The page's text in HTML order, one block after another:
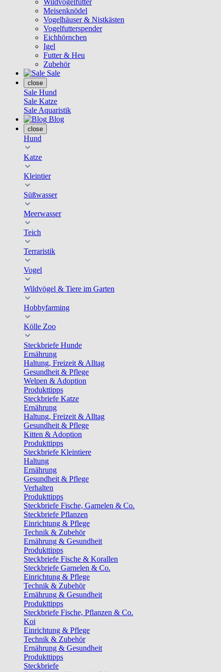
Wildvogelfutter
Meisenknödel
Vogelhäuser & Nistkästen
Vogelfutterspender
Eichhörnchen
Igel
Futter & Heu
Zubehör
Sale
close
Sale Hund
Sale Katze
Sale Aquaristik
Blog
close
Hund
Katze
Kleintier
Süßwasser
Meerwasser
Teich
Terraristik
Vogel
Wildvögel & Tiere im Garten
Hobbyfarming
Kölle Zoo
Steckbriefe Hunde
Ernährung
Haltung, Freizeit & Alltag
Gesundheit & Pflege
Welpen & Adoption
Produkttipps
Steckbriefe Katze
Ernährung
Haltung, Freizeit & Alltag
Gesundheit & Pflege
Kitten & Adoption
Produkttipps
Steckbriefe Kleintiere
Haltung
Ernährung
Gesundheit & Pflege
Verhalten
Produkttipps
Steckbriefe Fische, Garnelen & Co.
Steckbriefe Pflanzen
Einrichtung & Pflege
Technik & Zubehör
Ernährung & Gesundheit
Produkttipps
Steckbriefe Fische & Korallen
Steckbriefe Garnelen & Co.
Einrichtung & Pflege
Technik & Zubehör
Ernährung & Gesundheit
Produkttipps
Steckbriefe Fische, Pflanzen & Co.
Koi
Einrichtung & Pflege
Technik & Zubehör
Ernährung & Gesundheit
Produkttipps
Steckbriefe